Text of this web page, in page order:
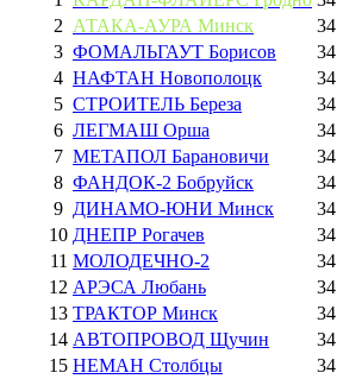
2 АТАКА-АУРА Минск 34
3 ФОМАЛЬГАУТ Борисов 34
4 НАФТАН Новополоцк 34
5 СТРОИТЕЛЬ Береза 34
6 ЛЕГМАШ Орша 34
7 МЕТАПОЛ Барановичи 34
8 ФАНДОК-2 Бобруйск 34
9 ДИНАМО-ЮНИ Минск 34
10 ДНЕПР Рогачев 34
11 МОЛОДЕЧНО-2 34
12 АРЭСА Любань 34
13 ТРАКТОР Минск 34
14 АВТОПРОВОД Щучин 34
15 НЕМАН Столбцы 34